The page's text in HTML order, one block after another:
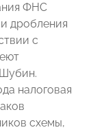
ФНС
дробления
с
налоговая
схемы,